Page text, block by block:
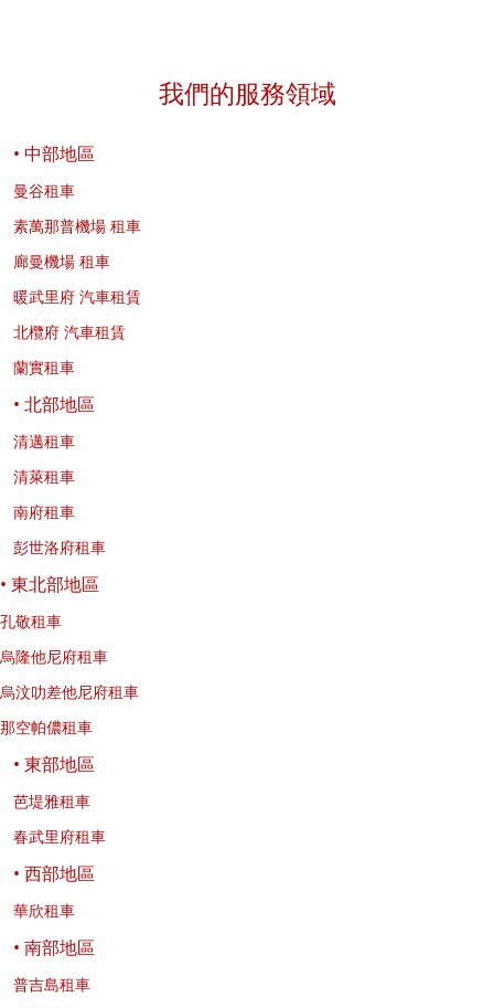
我們的服務領域
• 中部地區
曼谷租車
素萬那普機場 租車
廊曼機場 租車
暖武里府 汽車租賃
北欖府 汽車租賃
蘭實租車
• 北部地區
清邁租車
清萊租車
南府租車
彭世洛府租車
• 東北部地區
孔敬租車
烏隆他尼府租車
烏汶叻差他尼府租車
那空帕儂租車
• 東部地區
芭堤雅租車
春武里府租車
• 西部地區
華欣租車
• 南部地區
普吉島租車